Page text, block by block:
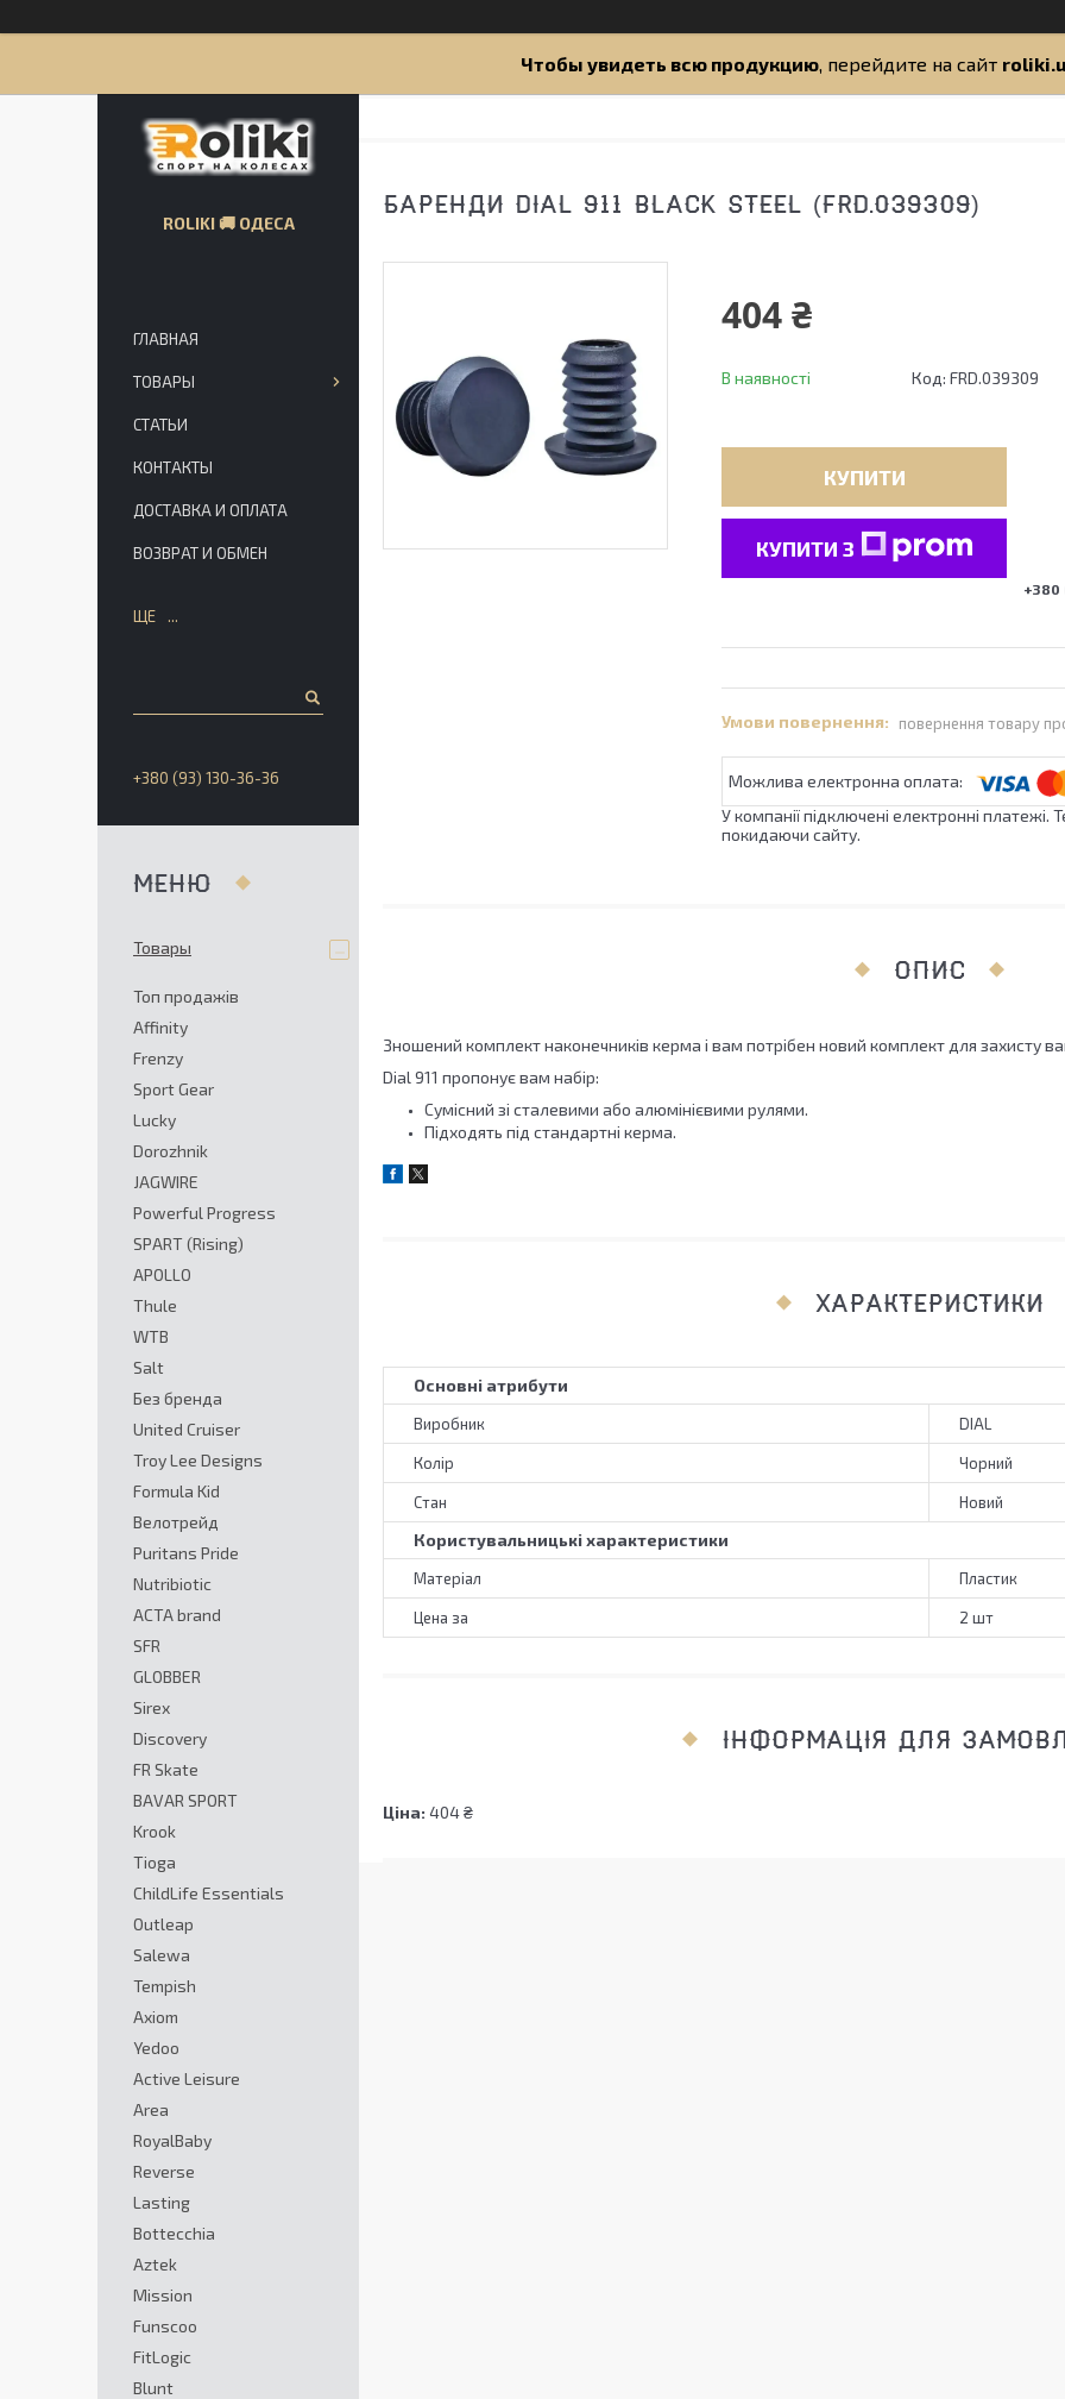
Чтобы увидеть всю продукцию, перейдите на сайт
БАРЕНДИ DIAL 911 BLACK STEEL (FRD.039309)
404 ₴
В наявності Код: FRD.039309
КУПИТИ
КУПИТИ З
+380
повернення товару
У компанії підключені електронні
покидаючи сайту.
ОПИС
Зношений комплект наконечників керма і вам потрібен новий комплект для захисту
Dial 911 пропонує вам набір:
Сумісний зі сталевими або алюмінієвими рулями.
Підходять під стандартні керма.
ХАРАКТЕРИСТИКИ
Основні атрибути
Виробник DIAL
Колір Чорний
Стан Новий
Користувальницькі характеристики
Матеріал Пластик
Цена за 2 шт
ІНФОРМАЦІЯ ДЛЯ
Ціна: 404 ₴
ROLIKI 🚚 ОДЕСА
ГЛАВНАЯ
ТОВАРЫ
СТАТЬИ
КОНТАКТЫ
ДОСТАВКА И ОПЛАТА
ВОЗВРАТ И ОБМЕН
ЩЕ
+380 (93) 130-36-36
Товары
Топ продажів
Affinity
Frenzy
Sport Gear
Lucky
Dorozhnik
JAGWIRE
Powerful Progress
SPART (Rising)
APOLLO
Thule
WTB
Salt
Без бренда
United Cruiser
Troy Lee Designs
Formula Kid
Велотрейд
Puritans Pride
Nutribiotic
ACTA brand
SFR
GLOBBER
Sirex
Discovery
FR Skate
BAVAR SPORT
Krook
Tioga
ChildLife Essentials
Outleap
Salewa
Tempish
Axiom
Yedoo
Active Leisure
Area
RoyalBaby
Reverse
Lasting
Bottecchia
Aztek
Mission
Funscoo
FitLogic
Blunt